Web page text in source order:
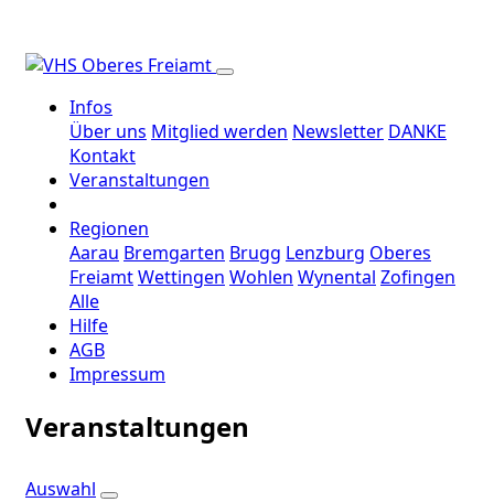
Infos
Über uns Mitglied werden Newsletter DANKE
Kontakt
Veranstaltungen
Regionen
Aarau Bremgarten Brugg Lenzburg Oberes
FreiamtWettingen Wohlen Wynental Zofingen
Alle
Hilfe
AGB
Impressum
Veranstaltungen
Auswahl